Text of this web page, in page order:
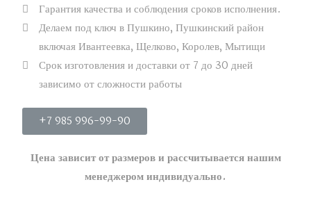
Гарантия качества и соблюдения сроков исполнения.
Делаем под ключ в Пушкино, Пушкинский район
включая Ивантеевка, Щелково, Королев, Мытищи
Срок изготовления и доставки от 7 до 30 дней
зависимо от сложности работы
+7 985 996-99-90
Цена зависит от размеров и рассчитывается нашим
менеджером индивидуально.